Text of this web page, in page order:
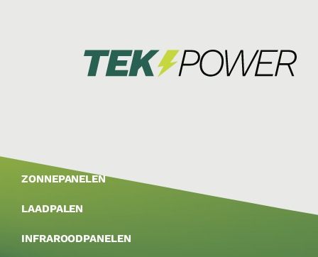
ZONNEPANELEN
LAADPALEN
INFRAROODPANELEN